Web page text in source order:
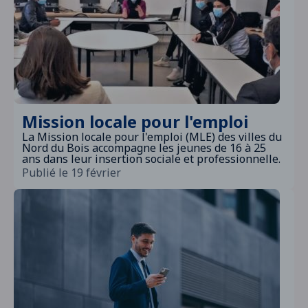
Mission locale pour l'emploi
La Mission locale pour l'emploi (MLE) des villes du
Nord du Bois accompagne les jeunes de 16 à 25
ans dans leur insertion sociale et professionnelle.
Publié le 19 février